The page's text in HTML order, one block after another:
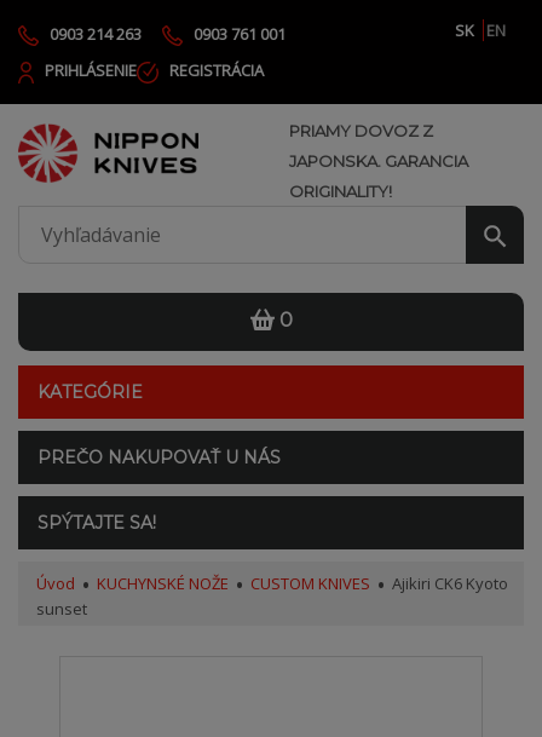
0903 214 263 0903 761 001 SK
EN
PRIHLÁSENIE
REGISTRÁCIA
PRIAMY DOVOZ Z
JAPONSKA. GARANCIA
ORIGINALITY!
0
KATEGÓRIE
PREČO NAKUPOVAŤ U NÁS
SPÝTAJTE SA!
Úvod KUCHYNSKÉ NOŽE CUSTOM KNIVES
Ajikiri CK6 Kyoto
sunset